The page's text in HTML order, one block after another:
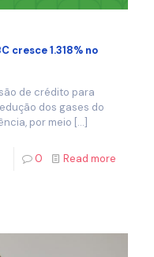
cresce 1.318% no
de crédito para
dos gases do
por meio […]
0 Read more